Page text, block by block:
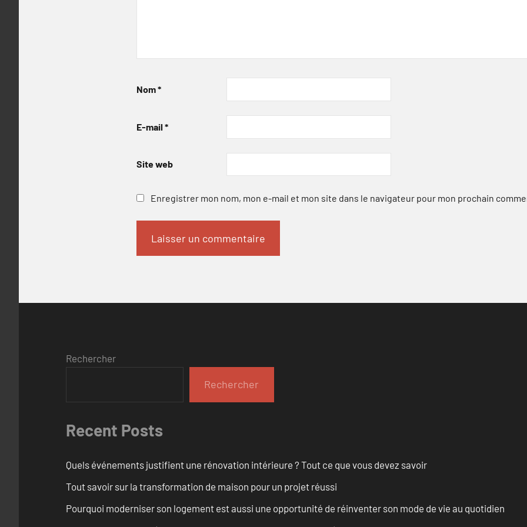
Nom*
E-mail *
Site web
Enregistrer mon nom, mon e-mail et mon site dans le navigateur pour mon prochain
Rechercher
Rechercher
Recent Posts
Quels événements justifient une rénovation intérieure ? Tout ce que vous devez savoir
Tout savoir sur la transformation de maison pour un projet réussi
Pourquoi moderniser son logement est aussi une opportunité de réinventer son mode de vie au quotidien